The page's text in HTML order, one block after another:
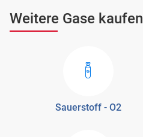
Weitere Gase kaufen
Sauerstoff - O2